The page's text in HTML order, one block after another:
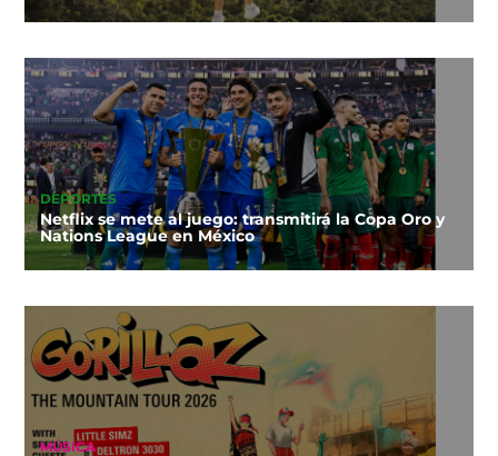
DEPORTES
Netflix se mete al juego: transmitirá la Copa Oro y
Nations League en México
MÚSICA